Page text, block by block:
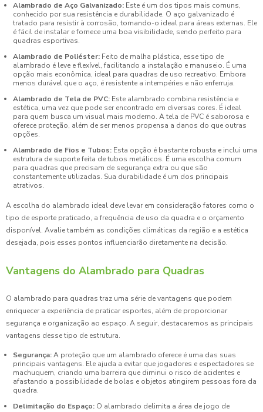
Alambrado de Aço Galvanizado: Este é um dos tipos mais comuns,
conhecido por sua resistência e durabilidade. O aço galvanizado é
tratado para resistir à corrosão, tornando-o ideal para áreas externas. Ele
é fácil de instalar e fornece uma boa visibilidade, sendo perfeito para
quadras esportivas.
Alambrado de Poliéster: Feito de malha plástica, esse tipo de
alambrado é leve e flexível, facilitando a instalação e manuseio. É uma
opção mais econômica, ideal para quadras de uso recreativo. Embora
menos durável que o aço, é resistente a intempéries e não enferruja.
Alambrado de Tela de PVC: Este alambrado combina resistência e
estética, uma vez que pode ser encontrado em diversas cores. É ideal
para quem busca um visual mais moderno. A tela de PVC é saborosa e
oferece proteção, além de ser menos propensa a danos do que outras
opções.
Alambrado de Fios e Tubos: Esta opção é bastante robusta e inclui uma
estrutura de suporte feita de tubos metálicos. É uma escolha comum
para quadras que precisam de segurança extra ou que são
constantemente utilizadas. Sua durabilidade é um dos principais
atrativos.
A escolha do alambrado ideal deve levar em consideração fatores como o
tipo de esporte praticado, a frequência de uso da quadra e o orçamento
disponível. Avalie também as condições climáticas da região e a estética
desejada, pois esses pontos influenciarão diretamente na decisão.
Vantagens do Alambrado para Quadras
O alambrado para quadras traz uma série de vantagens que podem
enriquecer a experiência de praticar esportes, além de proporcionar
segurança e organização ao espaço. A seguir, destacaremos as principais
vantagens desse tipo de estrutura.
Segurança:A proteção que um alambrado oferece é uma das suas
principais vantagens. Ele ajuda a evitar que jogadores e espectadores se
machuquem, criando uma barreira que diminui o risco de acidentes e
afastando a possibilidade de bolas e objetos atingirem pessoas fora da
quadra.
Delimitação do Espaço: O alambrado delimita a área de jogo de